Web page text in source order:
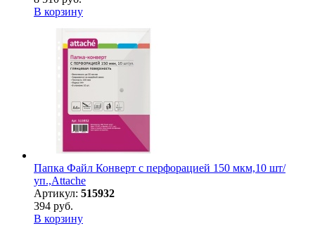
В корзину
Папка Файл Конверт с перфорацией 150 мкм,10 шт/
уп.,Attache
Артикул: 515932
394 руб.
В корзину